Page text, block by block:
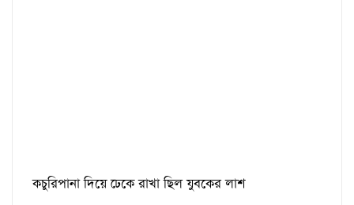
কচুরিপানা দিয়ে ঢেকে রাখা ছিল যুবকের লাশ